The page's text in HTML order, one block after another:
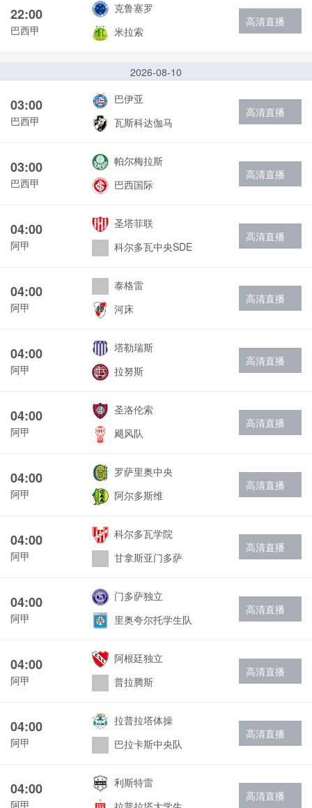
22:00
巴西甲
克鲁塞罗
米拉索
高清直播
2026-08-10
03:00
巴西甲
巴伊亚
瓦斯科达伽马
高清直播
03:00
巴西甲
帕尔梅拉斯
巴西国际
高清直播
04:00
阿甲
圣塔菲联
科尔多瓦中央SDE
高清直播
04:00
阿甲
泰格雷
河床
高清直播
04:00
阿甲
塔勒瑞斯
拉努斯
高清直播
04:00
阿甲
圣洛伦索
飓风队
高清直播
04:00
阿甲
罗萨里奥中央
阿尔多斯维
高清直播
04:00
阿甲
科尔多瓦学院
甘拿斯亚门多萨
高清直播
04:00
阿甲
门多萨独立
里奥夸尔托学生队
高清直播
04:00
阿甲
阿根廷独立
普拉腾斯
高清直播
04:00
阿甲
拉普拉塔体操
巴拉卡斯中央队
高清直播
04:00
阿甲
利斯特雷
高清直播